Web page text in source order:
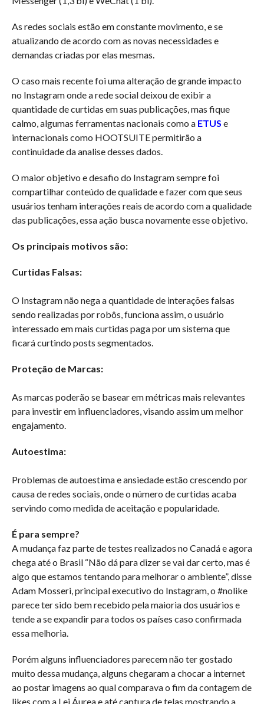
As redes sociais estão em constante movimento, e se
atualizando de acordo com as novas necessidades e
demandas criadas por elas mesmas.
O caso mais recente foi uma alteração de grande impacto
no Instagram onde a rede social deixou de exibir a
quantidade de curtidas em suas publicações, mas fique
calmo, algumas ferramentas nacionais como a ETUS e
internacionais como HOOTSUITE permitirão a
continuidade da analise desses dados.
O maior objetivo e desafio do Instagram sempre foi
compartilhar conteúdo de qualidade e fazer com que seus
usuários tenham interações reais de acordo com a qualidade
das publicações, essa ação busca novamente esse objetivo.
Os principais motivos são:
Curtidas Falsas:
O Instagram não nega a quantidade de interações falsas
sendo realizadas por robôs, funciona assim, o usuário
interessado em mais curtidas paga por um sistema que
ficará curtindo posts segmentados.
Proteção de Marcas:
As marcas poderão se basear em métricas mais relevantes
para investir em influenciadores, visando assim um melhor
engajamento.
Autoestima:
Problemas de autoestima e ansiedade estão crescendo por
causa de redes sociais, onde o número de curtidas acaba
servindo como medida de aceitação e popularidade.
É para sempre?
A mudança faz parte de testes realizados no Canadá e agora
chega até o Brasil “Não dá para dizer se vai dar certo, mas é
algo que estamos tentando para melhorar o ambiente”, disse
Adam Mosseri, principal executivo do Instagram, o #nolike
parece ter sido bem recebido pela maioria dos usuários e
tende a se expandir para todos os países caso confirmada
essa melhoria.
Porém alguns influenciadores parecem não ter gostado
muito dessa mudança, alguns chegaram a chocar a internet
ao postar imagens ao qual comparava o fim da contagem de
likes com a Lei Áurea e até captura de telas mostrando a